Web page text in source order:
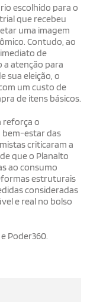
escolhido para o
que recebeu
uma imagem
Contudo, ao
de
a atenção para
sua eleição, o
um custo de
de itens básicos.
reforça o
estar das
criticaram a
que o Planalto
ao consumo
estruturais
consideradas
e real no bolso
Poder360.